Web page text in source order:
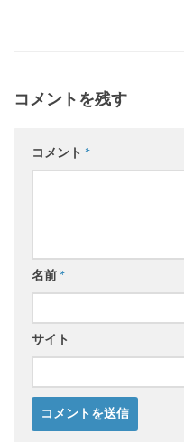
コメントを残す
コメント *
名前*
サイト